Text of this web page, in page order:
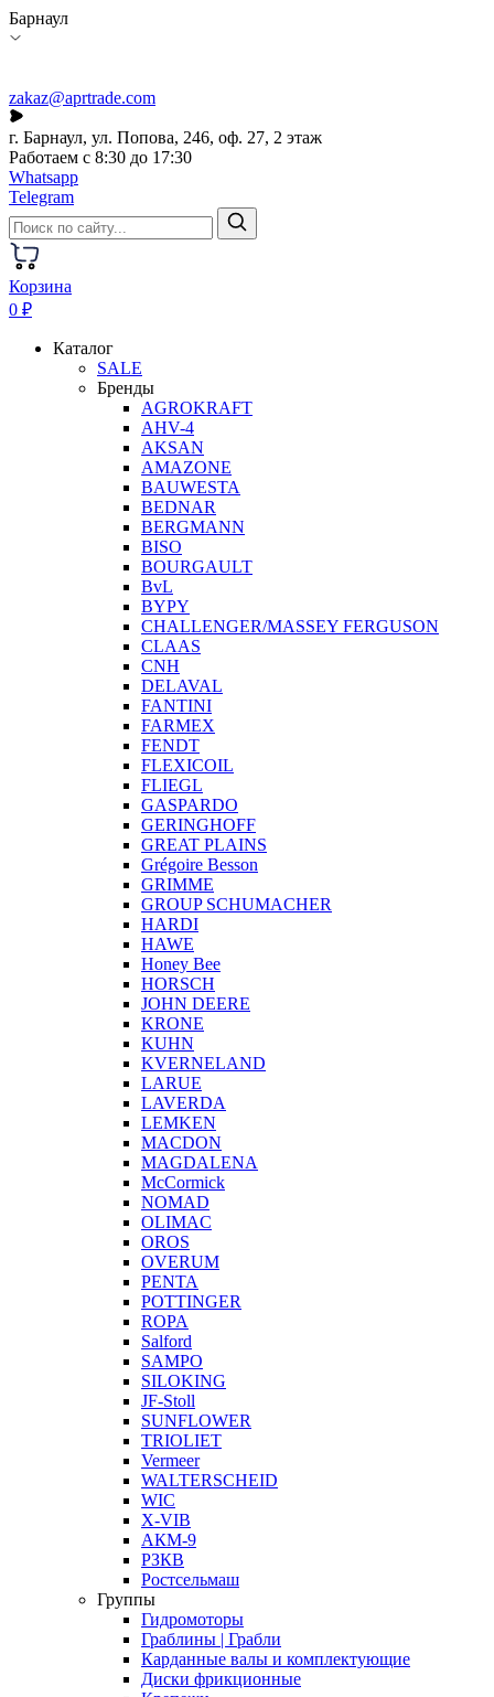
Барнаул
zakaz@aprtrade.com
г. Барнаул, ул. Попова, 246, оф. 27, 2 этаж
Работаем с 8:30 до 17:30
Whatsapp
Telegram
Корзина
0 ₽
Каталог
SALE
Бренды
AGROKRAFT
AHV-4
AKSAN
AMAZONE
BAUWESTA
BEDNAR
BERGMANN
BISO
BOURGAULT
BvL
BYPY
CHALLENGER/MASSEY FERGUSON
CLAAS
CNH
DELAVAL
FANTINI
FARMEX
FENDT
FLEXICOIL
FLIEGL
GASPARDO
GERINGHOFF
GREAT PLAINS
Grégoire Besson
GRIMME
GROUP SCHUMACHER
HARDI
HAWE
Honey Bee
HORSCH
JOHN DEERE
KRONE
KUHN
KVERNELAND
LARUE
LAVERDA
LEMKEN
MACDON
MAGDALENA
McCormick
NOMAD
OLIMAC
OROS
OVERUM
PENTA
POTTINGER
ROPA
Salford
SAMPO
SILOKING
JF-Stoll
SUNFLOWER
TRIOLIET
Vermeer
WALTERSCHEID
WIC
X-VIB
АКМ-9
РЗКВ
Ростсельмаш
Группы
Гидромоторы
Граблины | Грабли
Карданные валы и комплектующие
Диски фрикционные